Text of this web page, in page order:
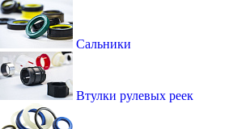
Сальники
Втулки рулевых реек